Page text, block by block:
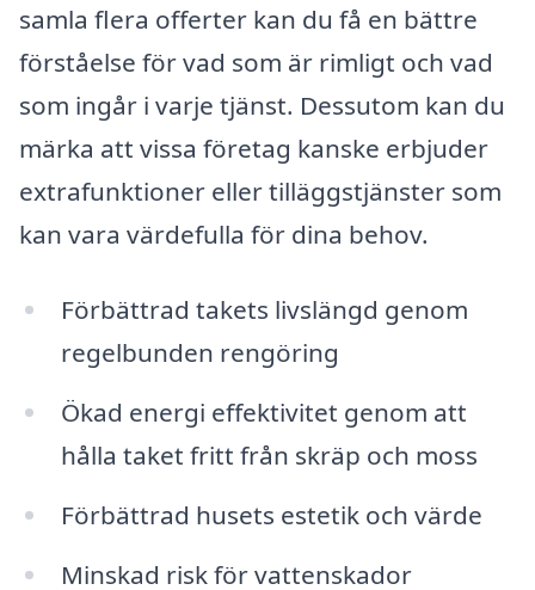
samla flera offerter kan du få en bättre
förståelse för vad som är rimligt och vad
som ingår i varje tjänst. Dessutom kan du
märka att vissa företag kanske erbjuder
extrafunktioner eller tilläggstjänster som
kan vara värdefulla för dina behov.
Förbättrad takets livslängd genom
regelbunden rengöring
Ökad energi effektivitet genom att
hålla taket fritt från skräp och moss
Förbättrad husets estetik och värde
Minskad risk för vattenskador